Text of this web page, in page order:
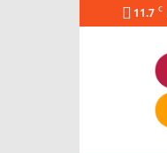
11.7 C